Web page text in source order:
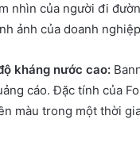
nhìn của người đi
ảnh của doanh
kháng nước cao:
cáo. Đặc tính của
màu trong một thời